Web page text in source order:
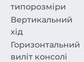
типорозміри
Вертикальний
хід
Горизонтальний
виліт консолі